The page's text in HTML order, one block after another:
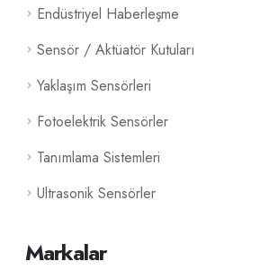
Endüstriyel Haberleşme
Sensör / Aktüatör Kutuları
Yaklaşım Sensörleri
Fotoelektrik Sensörler
Tanımlama Sistemleri
Ultrasonik Sensörler
Markalar